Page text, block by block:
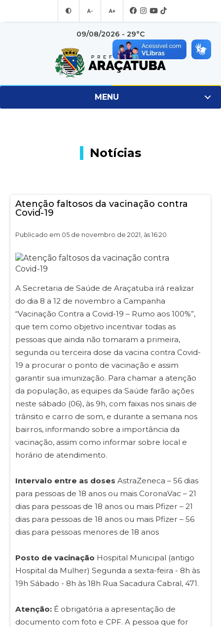
A- A+
09/08/2026 - 29°C
MENU
Notícias
Atenção faltosos da vacinação contra
Covid-19
Publicado em 05 de novembro de 2021, às 16:20
A Secretaria de Saúde de Araçatuba irá realizar
do dia 8 a 12 de novembro a Campanha
“Vacinação Contra a Covid-19 – Rumo aos 100%”,
que tem como objetivo incentivar todas as
pessoas que ainda não tomaram a primeira,
segunda ou terceira dose da vacina contra Covid-
19 a procurar o ponto de vacinação e assim
garantir sua imunização. Para chamar a atenção
da população, as equipes da Saúde farão ações
neste sábado (06), às 9h, com faixas nos sinais de
trânsito e carro de som, e durante a semana nos
bairros, informando sobre a importância da
vacinação, assim como informar sobre local e
horário de atendimento.
Intervalo entre as doses AstraZeneca – 56 dias
para pessoas de 18 anos ou mais CoronaVac – 21
dias para pessoas de 18 anos ou mais Pfizer – 21
dias para pessoas de 18 anos ou mais Pfizer – 56
dias para pessoas menores de 18 anos
Posto de vacinação Hospital Municipal (antigo
Hospital da Mulher) Segunda a sexta-feira - 8h às
19h Sábado - 8h às 18h Rua Sacadura Cabral, 471.
Atenção: É obrigatória a apresentação de
documento com foto e CPF. A pessoa que for